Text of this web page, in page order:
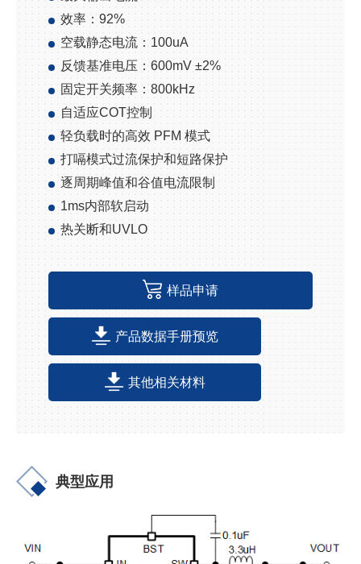
效率： 92%
空载静态电流： 100uA
反馈基准电压： 600mV ±2%
固定开关频率： 800kHz
自适应COT控制
轻负载时的高效 PFM 模式
打嗝模式过流保护和短路保护
逐周期峰值和谷值电流限制
1ms内部软启动
热关断和UVLO
样品申请
产品数据手册预览
其他相关材料
典型应用